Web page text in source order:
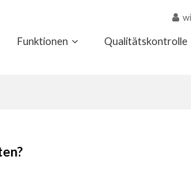
Funktionen Qualitätskontrolle